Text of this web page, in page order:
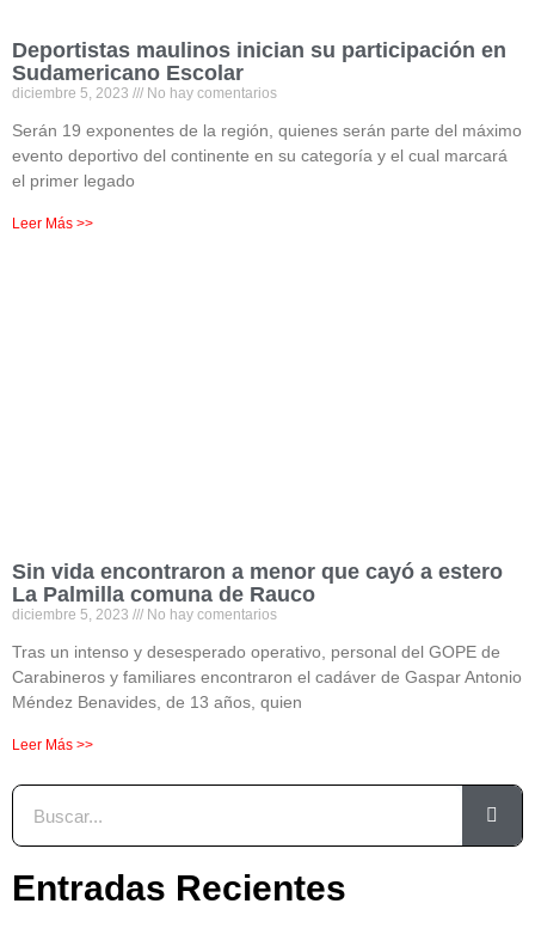
Deportistas maulinos inician su participación en
Sudamericano Escolar
diciembre 5, 2023 No hay comentarios
Serán 19 exponentes de la región, quienes serán parte del máximo
evento deportivo del continente en su categoría y el cual marcará
el primer legado
Leer Más >>
Sin vida encontraron a menor que cayó a estero
La Palmilla comuna de Rauco
diciembre 5, 2023 No hay comentarios
Tras un intenso y desesperado operativo, personal del GOPE de
Carabineros y familiares encontraron el cadáver de Gaspar Antonio
Méndez Benavides, de 13 años, quien
Leer Más >>
Entradas Recientes